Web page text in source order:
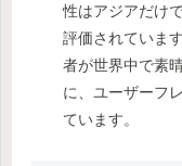
性はアジアだけ
評価されていま
者が世界中で素
に、ユーザーフ
ています。